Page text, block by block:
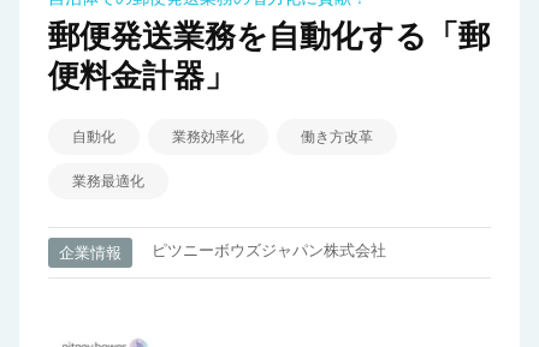
郵便発送業務を自動化する「郵
便料金計器」
自動化 業務効率化 働き方改革
業務最適化
企業情報 ピツニーボウズジャパン株式会社